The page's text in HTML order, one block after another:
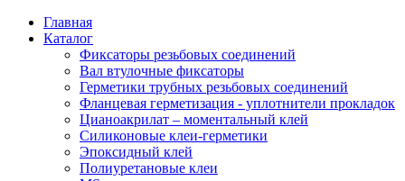
Главная
Каталог
Фиксаторы резьбовых соединений
Вал втулочные фиксаторы
Герметики трубных резьбовых соединений
Фланцевая герметизация - уплотнители прокладок
Цианоакрилат – моментальный клей
Силиконовые клеи-герметики
Эпоксидный клей
Полиуретановые клеи